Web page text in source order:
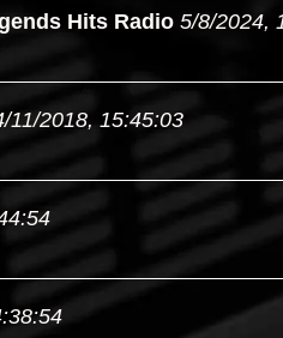
Hits Radio 5/8/2024,
11/2018, 15:45:03